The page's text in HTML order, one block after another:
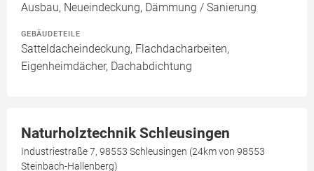
Ausbau, Neueindeckung, Dämmung / Sanierung
GEBÄUDETEILE
Satteldacheindeckung, Flachdacharbeiten,
Eigenheimdächer, Dachabdichtung
Naturholztechnik Schleusingen
Industriestraße 7, 98553 Schleusingen (24km von 98553
Steinbach-Hallenberg)